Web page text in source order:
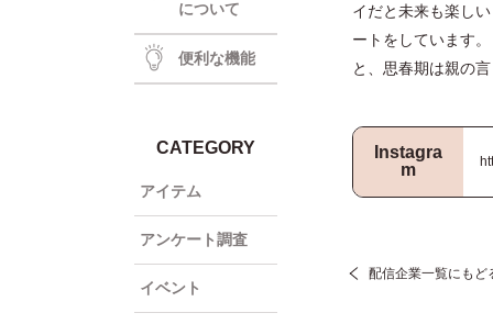
について
便利な機能
CATEGORY
アイテム
アンケート調査
イベント
イだと未来も楽し
ートをしています
と、思春期は親の
Instagra
m
配信企業一覧にもど